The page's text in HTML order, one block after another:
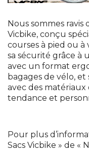
Nous sommes
Vicbike, conçu
courses à pied ou à
sa sécurité grâce à
avec un format
bagages de vélo,
avec des matériaux
tendance et
Pour plus
Sacs Vicbike » de «